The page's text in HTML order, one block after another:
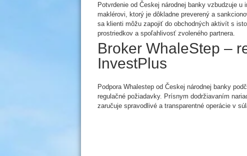
Potvrdenie od Českej národnej banky vzbudzuje
maklérovi, ktorý je dôkladne preverený a
sa klienti môžu zapojiť do obchodných aktivít s
prostriedkov a spoľahlivosť zvoleného partnera.
Broker WhaleStep –
InvestPlus
Podpora Whalestep od Českej národnej banky
regulačné požiadavky. Prísnym dodržiavaním
zaručuje spravodlivé a transparentné operácie v